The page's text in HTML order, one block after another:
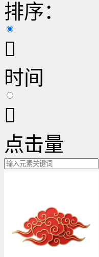
排序：

时间

点击量